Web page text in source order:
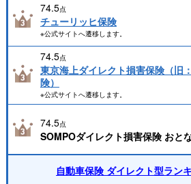
74.5点
チューリッヒ保険
※公式サイトへ遷移します。
74.5点
東京海上ダイレクト損害保険（旧
険）
※公式サイトへ遷移します。
74.5点
SOMPOダイレクト損害保険 おと
自動車保険 ダイレクト型ラン